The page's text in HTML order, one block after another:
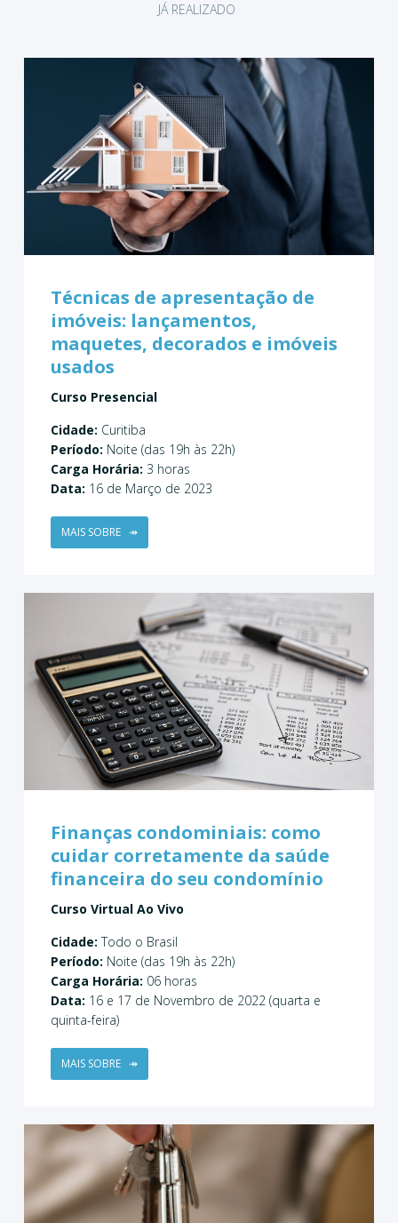
JÁ REALIZADO
Técnicas de apresentação de
imóveis: lançamentos,
maquetes, decorados e imóveis
usados
Curso Presencial
Cidade: Curitiba
Período: Noite (das 19h às 22h)
Carga Horária: 3 horas
Data: 16 de Março de 2023
MAIS SOBRE ↠
Finanças condominiais: como
cuidar corretamente da saúde
financeira do seu condomínio
Curso Virtual Ao Vivo
Cidade: Todo o Brasil
Período: Noite (das 19h às 22h)
Carga Horária: 06 horas
Data: 16 e 17 de Novembro de 2022 (quarta e
quinta-feira)
MAIS SOBRE ↠